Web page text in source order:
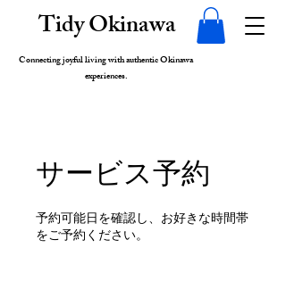
Connecting joyful living with authentic Okinawa
experiences.
Tidy Okinawa
サービス予約
予約可能日を確認し、お好きな時間帯
をご予約ください。